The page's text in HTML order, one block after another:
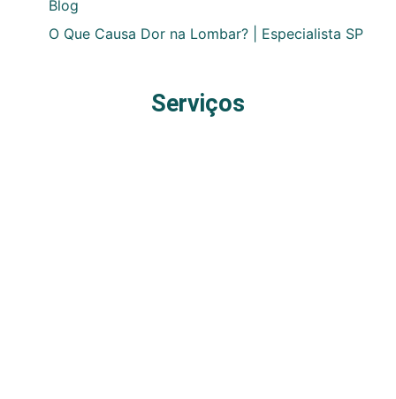
Blog
O Que Causa Dor na Lombar? | Especialista SP
Serviços